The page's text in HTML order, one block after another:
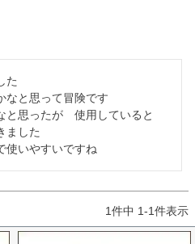
た
なと思って冒険です
と思ったが　使用していると
ました
使いやすいですね
1件中 1-1件表示